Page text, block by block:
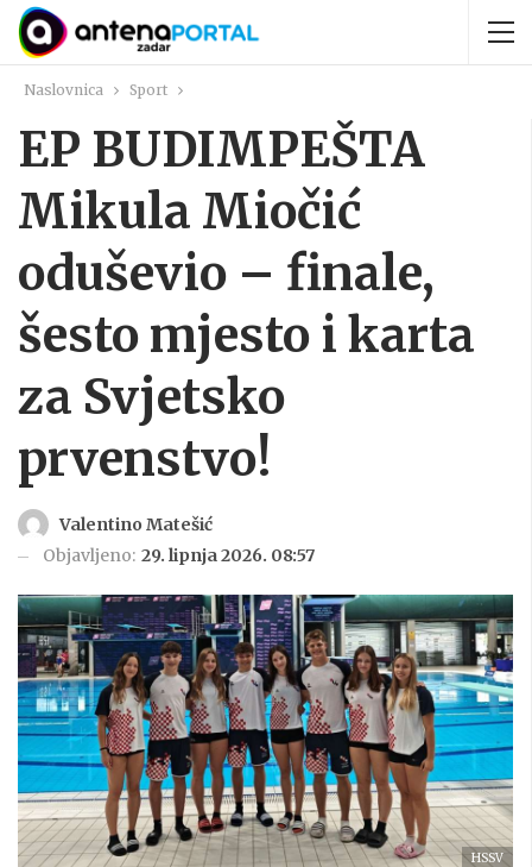
Naslovnica Sport
EP BUDIMPEŠTA
Mikula Miočić
oduševio – finale,
šesto mjesto i karta
za Svjetsko
prvenstvo!
Valentino Matešić
Objavljeno: 29. lipnja 2026. 08:57
HSSV